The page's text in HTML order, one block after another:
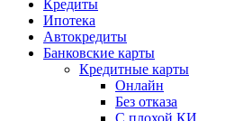
Кредиты
Ипотека
Автокредиты
Банковские карты
Кредитные карты
Онлайн
Без отказа
С плохой КИ